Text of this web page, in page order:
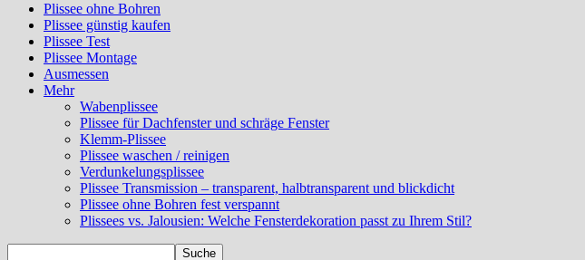
Plissee ohne Bohren
Plissee günstig kaufen
Plissee Test
Plissee Montage
Ausmessen
Mehr
Wabenplissee
Plissee für Dachfenster und schräge Fenster
Klemm-Plissee
Plissee waschen / reinigen
Verdunkelungsplissee
Plissee Transmission – transparent, halbtransparent und blickdicht
Plissee ohne Bohren fest verspannt
Plissees vs. Jalousien: Welche Fensterdekoration passt zu Ihrem Stil?